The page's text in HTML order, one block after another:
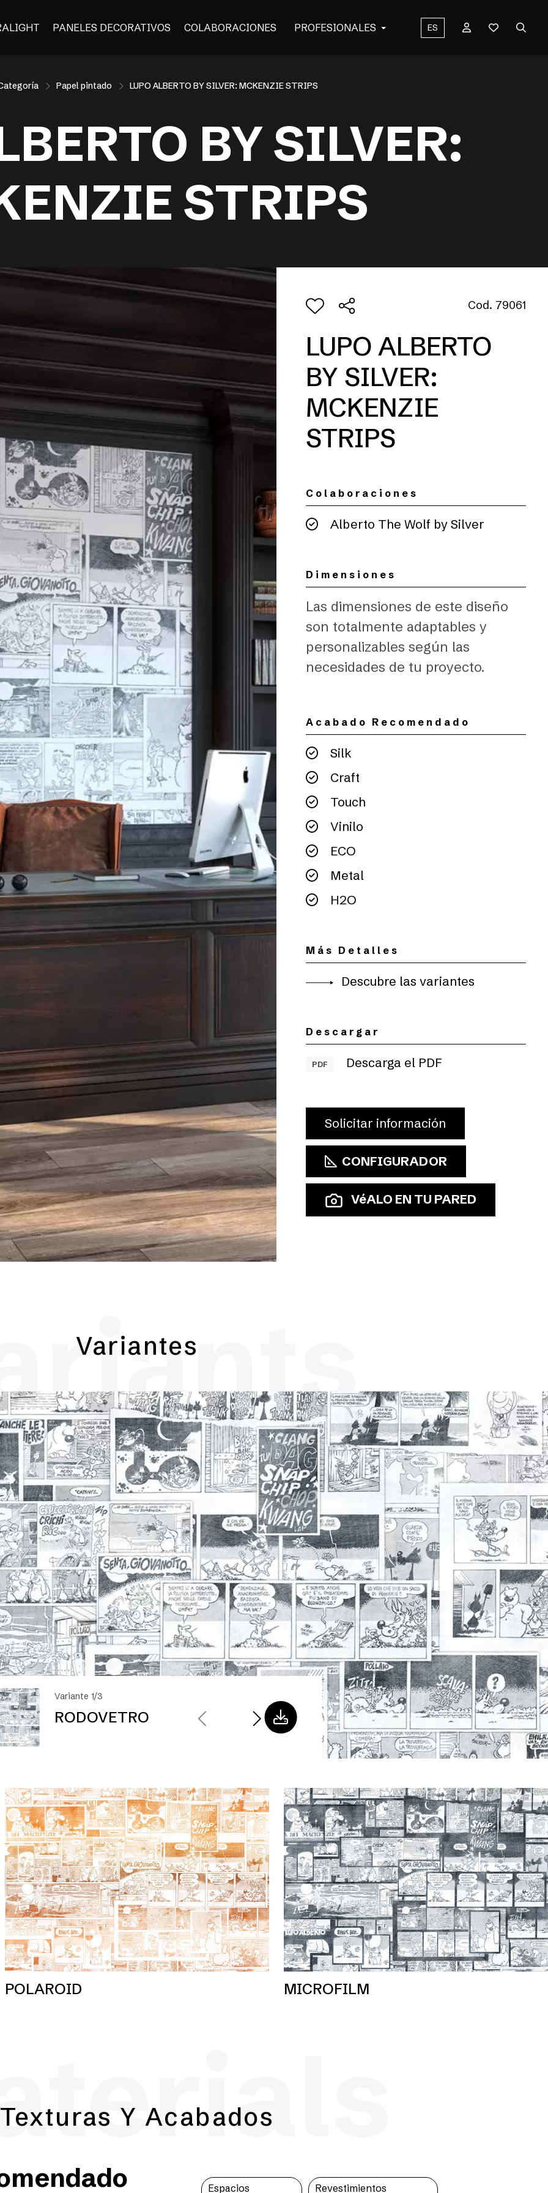
PANELES DECORATIVOS COLABORACIONES PROFESIONALES ES
Papel pintado LUPO ALBERTO BY SILVER: MCKENZIE STRIPS
BY SILVER:
STRIPS
Cod. 79061
LUPO ALBERTO
BY SILVER:
MCKENZIE
STRIPS
Colaboraciones
Alberto The Wolf by Silver
Dimensiones
Las dimensiones de este diseño
son totalmente adaptables y
personalizables según las
necesidades de tu proyecto.
Acabado Recomendado
Silk
Craft
Touch
Vinilo
ECO
Metal
H2O
Más Detalles
Descubre las variantes
Descargar
PDF Descarga el PDF
Solicitar información
CONFIGURADOR
VéALO EN TU PARED
Variantes
Variante 1/3
RODOVETRO
POLAROID MICROFILM
Texturas Y Acabados
Espacios Revestimientos